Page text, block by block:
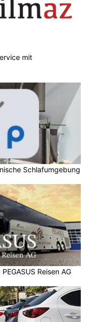
mit
Schlafumgebung
Reisen AG